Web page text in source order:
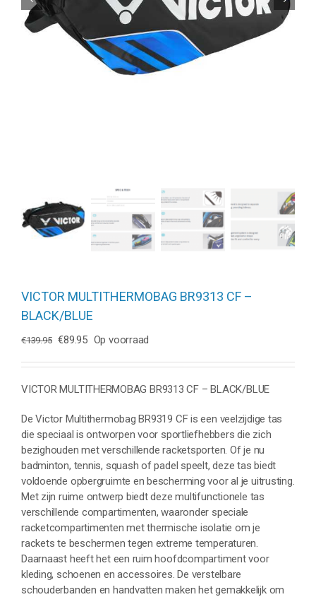
VICTOR MULTITHERMOBAG BR9313 CF –
BLACK/BLUE
€139.95 Oorspronkelijke
was:
€139.95.
€89.95Huidige
is:
€89.95.
Op voorraad
VICTOR MULTITHERMOBAG BR9313 CF – BLACK/BLUE
De Victor Multithermobag BR9319 CF is een veelzijdige tas
die speciaal is ontworpen voor sportliefhebbers die zich
bezighouden met verschillende racketsporten. Of je nu
badminton, tennis, squash of padel speelt, deze tas biedt
voldoende opbergruimte en bescherming voor al je uitrusting.
Met zijn ruime ontwerp biedt deze multifunctionele tas
verschillende compartimenten, waaronder speciale
racketcompartimenten met thermische isolatie om je
rackets te beschermen tegen extreme temperaturen.
Daarnaast heeft het een ruim hoofdcompartiment voor
kleding, schoenen en accessoires. De verstelbare
schouderbanden en handvatten maken het gemakkelijk om